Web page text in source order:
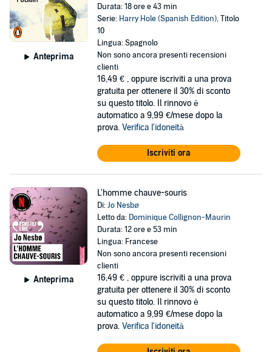
Anteprima
Durata: 18 ore e 43 min
Serie: Harry Hole (Spanish Edition), Titolo
10
Lingua: Spagnolo
Non sono ancora presenti recensioni
clienti
16,49 € , oppure iscriviti a una prova
gratuita per ottenere il 30% di sconto
su questo titolo. Il rinnovo è
automatico a 9,99 €/mese dopo la
prova. Verifica l'idoneità
Iscriviti ora
Anteprima
L'homme chauve-souris
Di:Jo Nesbø
Letto da: Dominique Collignon-Maurin
Durata: 12 ore e 53 min
Lingua: Francese
Non sono ancora presenti recensioni
clienti
16,49 € , oppure iscriviti a una prova
gratuita per ottenere il 30% di sconto
su questo titolo. Il rinnovo è
automatico a 9,99 €/mese dopo la
prova. Verifica l'idoneità